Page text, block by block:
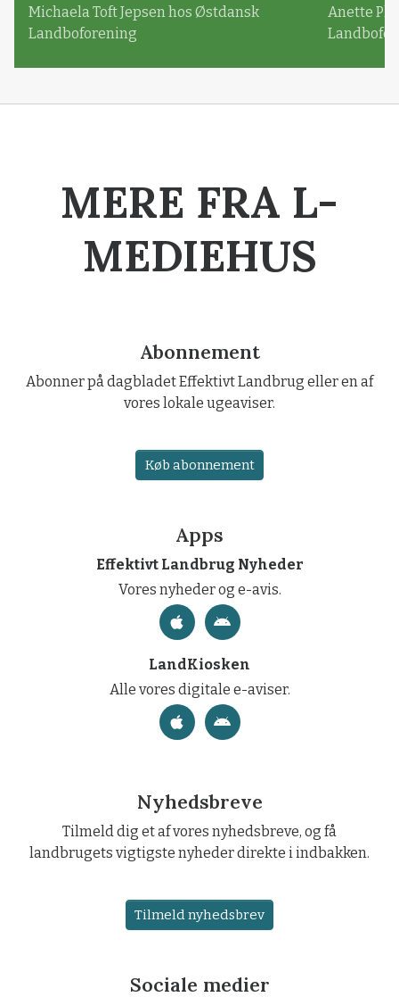
Michaela Toft Jepsen hos Østdansk
Landboforening
Anette
MERE FRA L-
MEDIEHUS
Abonnement
Abonner på dagbladet Effektivt Landbrug eller en af
vores lokale ugeaviser.
Køb abonnement
Apps
Effektivt Landbrug Nyheder
Vores nyheder og e-avis.
LandKiosken
Alle vores digitale e-aviser.
Nyhedsbreve
Tilmeld dig et af vores nyhedsbreve, og få
landbrugets vigtigste nyheder direkte i indbakken.
Tilmeld nyhedsbrev
Sociale medier